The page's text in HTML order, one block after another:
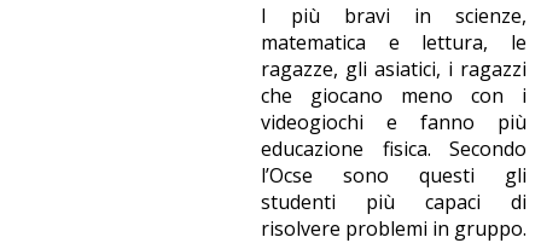
I più bravi in scienze,
matematica e lettura, le
ragazze, gli asiatici, i ragazzi
che giocano meno con i
videogiochi e fanno più
educazione fisica. Secondo
l’Ocse sono questi gli
studenti più capaci di
risolvere problemi in gruppo.